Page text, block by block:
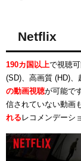
Netflix
190カ国以上で視聴
(SD)、高画質 (HD)、
の動画視聴が可能で
信されていない動画
れる レコメンデーシ